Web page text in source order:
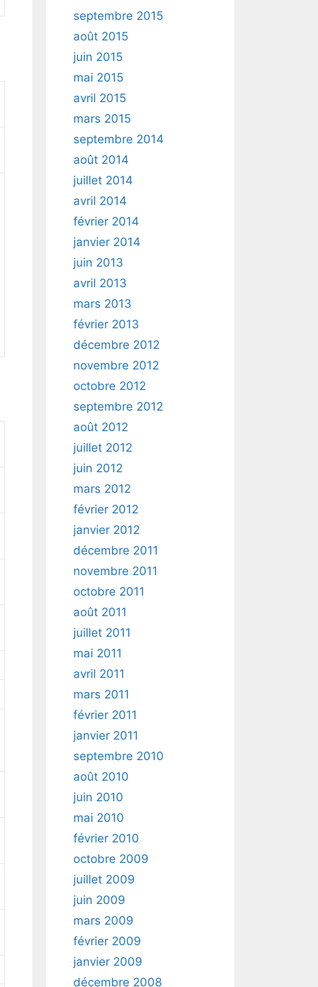
septembre 2015
août 2015
juin 2015
mai 2015
avril 2015
mars 2015
septembre 2014
août 2014
juillet 2014
avril 2014
février 2014
janvier 2014
juin 2013
avril 2013
mars 2013
février 2013
décembre 2012
novembre 2012
octobre 2012
septembre 2012
août 2012
juillet 2012
juin 2012
mars 2012
février 2012
janvier 2012
décembre 2011
novembre 2011
octobre 2011
août 2011
juillet 2011
mai 2011
avril 2011
mars 2011
février 2011
janvier 2011
septembre 2010
août 2010
juin 2010
mai 2010
février 2010
octobre 2009
juillet 2009
juin 2009
mars 2009
février 2009
janvier 2009
décembre 2008